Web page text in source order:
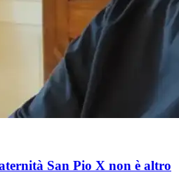
San Pio X non è altro